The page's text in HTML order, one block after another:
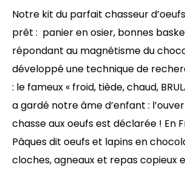
Notre kit du parfait chasseur
prêt : panier en osier, bonnes
répondant au magnétisme du
développé une technique de
: le fameux « froid, tiède, chaud,
a gardé notre âme d’enfant :
chasse aux oeufs est déclarée ! En
Pâques dit oeufs et lapins en
cloches, agneaux et repas copieux